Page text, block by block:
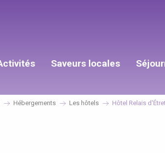
Saveurs locales
Hébergements Les hôtels Hôtel Relais